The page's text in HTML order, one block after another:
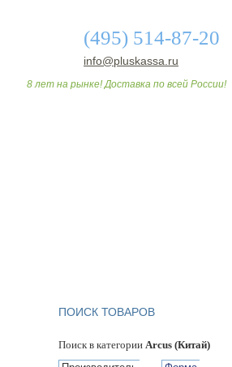
(495) 514-87-20
info@pluskassa.ru
8 лет на рынке! Доставка по всей России!
ПОИСК ТОВАРОВ
Поиск в категории Arcus (Китай)